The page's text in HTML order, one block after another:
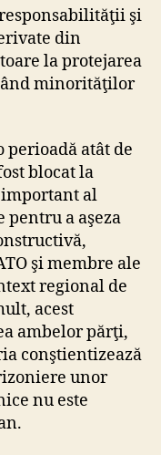
şi
din
la protejarea
minorităţilor
perioadă atât de
blocat la
important al
a aşeza
şi membre ale
regional de
acest
ambelor părţi,
conştientizează
unor
nu este